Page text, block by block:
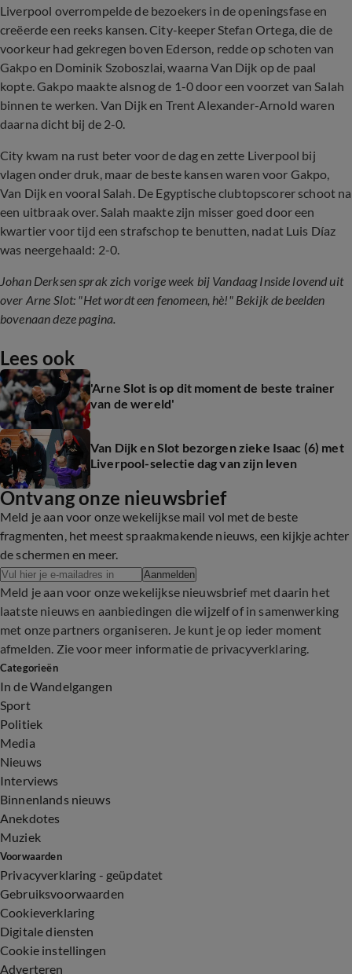
Liverpool overrompelde de bezoekers in de openingsfase en
creëerde een reeks kansen. City-keeper Stefan Ortega, die de
voorkeur had gekregen boven Ederson, redde op schoten van
Gakpo en Dominik Szoboszlai, waarna Van Dijk op de paal
kopte. Gakpo maakte alsnog de 1-0 door een voorzet van Salah
binnen te werken. Van Dijk en Trent Alexander-Arnold waren
daarna dicht bij de 2-0.
City kwam na rust beter voor de dag en zette Liverpool bij
vlagen onder druk, maar de beste kansen waren voor Gakpo,
Van Dijk en vooral Salah. De Egyptische clubtopscorer schoot na
een uitbraak over. Salah maakte zijn misser goed door een
kwartier voor tijd een strafschop te benutten, nadat Luis Díaz
was neergehaald: 2-0.
Johan Derksen sprak zich vorige week bij Vandaag Inside lovend uit
over Arne Slot: "Het wordt een fenomeen, hè!" Bekijk de beelden
bovenaan deze pagina.
Lees ook
'Arne Slot is op dit moment de beste trainer
van de wereld'
Van Dijk en Slot bezorgen zieke Isaac (6) met
Liverpool-selectie dag van zijn leven
Ontvang onze nieuwsbrief
Meld je aan voor onze wekelijkse mail vol met de beste
fragmenten, het meest spraakmakende nieuws, een kijkje achter
de schermen en meer.
Aanmelden
Meld je aan voor onze wekelijkse nieuwsbrief met daarin het
laatste nieuws en aanbiedingen die wijzelf of in samenwerking
met onze partners organiseren. Je kunt je op ieder moment
afmelden. Zie voor meer informatie de privacyverklaring.
Categorieën
In de Wandelgangen
Sport
Politiek
Media
Nieuws
Interviews
Binnenlands nieuws
Anekdotes
Muziek
Voorwaarden
Privacyverklaring - geüpdatet
Gebruiksvoorwaarden
Cookieverklaring
Digitale diensten
Cookie instellingen
Adverteren